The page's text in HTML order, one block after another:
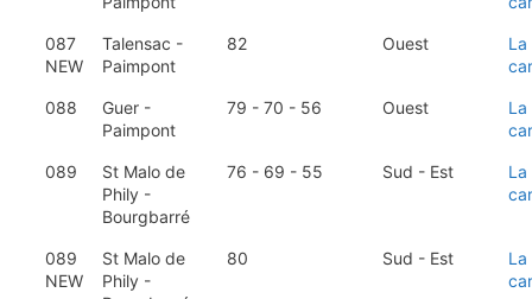
087
NEW
Talensac -
Paimpont
82 Ouest
La
088
Guer -
Paimpont
79 - 70 - 56 Ouest
La
089
St Malo de
Phily -
Bourgbarré
76 - 69 - 55 Sud - Est
La
089
NEW
St Malo de
Phily -
80 Sud - Est
La